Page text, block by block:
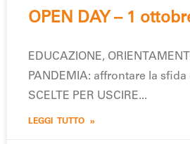
OPEN DAY – 1
EDUCAZIONE,
PANDEMIA: affrontare la sfida
SCELTE PER USCIRE
LEGGI TUTTO »